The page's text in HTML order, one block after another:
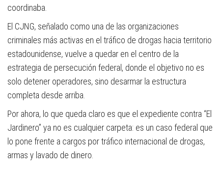
coordinaba.
El CJNG, señalado como una de las organizaciones
criminales más activas en el tráfico de drogas hacia territorio
estadounidense, vuelve a quedar en el centro de la
estrategia de persecución federal, donde el objetivo no es
solo detener operadores, sino desarmar la estructura
completa desde arriba.
Por ahora, lo que queda claro es que el expediente contra “El
Jardinero” ya no es cualquier carpeta: es un caso federal que
lo pone frente a cargos por tráfico internacional de drogas,
armas y lavado de dinero.